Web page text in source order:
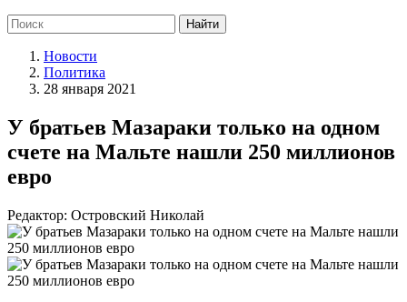
Новости
Политика
28 января 2021
У братьев Мазараки только на одном
счете на Мальте нашли 250 миллионов
евро
Редактор: Островский Николай